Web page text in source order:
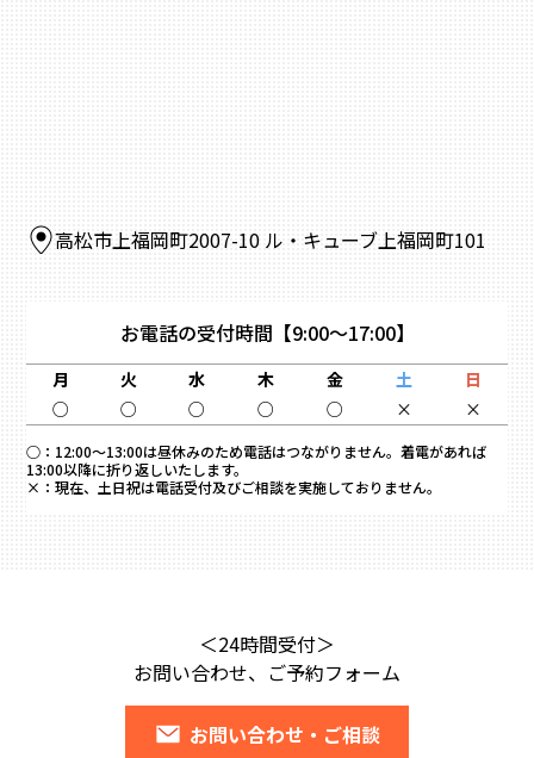
高松市上福岡町2007-10 ル・キューブ上福岡町101
お電話の受付時間 【9:00～17:00】
月 火 水 木 金 土
日
○
○ ○ ○ ○ × ×
○： 12:00～13:00は昼休みのため電話はつながりません。着電があれば
13:00以降に折り返しいたします。
×： 現在、土日祝は電話受付及びご相談を実施しておりません。
＜24時間受付＞
お問い合わせ、ご予約フォーム
お問い合わせ・ご相談